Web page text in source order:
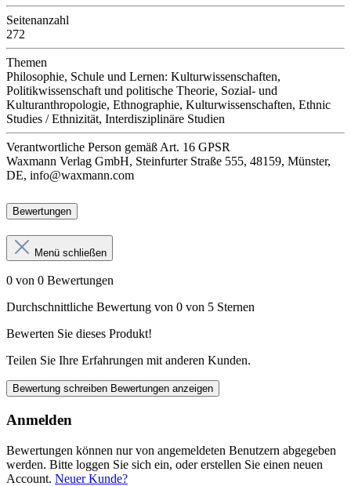
Seitenanzahl
272
Themen
Philosophie, Schule und Lernen: Kulturwissenschaften,
Politikwissenschaft und politische Theorie, Sozial- und
Kulturanthropologie, Ethnographie, Kulturwissenschaften, Ethnic
Studies / Ethnizität, Interdisziplinäre Studien
Verantwortliche Person gemäß Art. 16 GPSR
Waxmann Verlag GmbH, Steinfurter Straße 555, 48159, Münster,
DE, info@waxmann.com
Bewertungen
Menü schließen
0 von 0 Bewertungen
Durchschnittliche Bewertung von 0 von 5 Sternen
Bewerten Sie dieses Produkt!
Teilen Sie Ihre Erfahrungen mit anderen Kunden.
Bewertung schreiben Bewertungen anzeigen
Anmelden
Bewertungen können nur von angemeldeten Benutzern abgegeben
werden. Bitte loggen Sie sich ein, oder erstellen Sie einen neuen
Account. Neuer Kunde?